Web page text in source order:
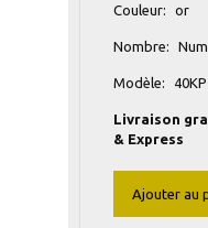
Couleur: or
Nombre:
Modèle:
Livraison
& Express
Ajouter au